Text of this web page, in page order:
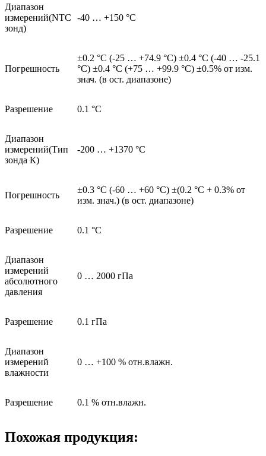
Диапазон
измерений(NTC
зонд)
-40 … +150 °C
Погрешность
±0.2 °C (-25 … +74.9 °C) ±0.4 °C (-40 … -25.1
°C) ±0.4 °C (+75 … +99.9 °C) ±0.5% от изм.
знач. (в ост. диапазоне)
Разрешение 0.1 °C
Диапазон
измерений(Тип
зонда К)
-200 … +1370 °C
Погрешность
±0.3 °C (-60 … +60 °C) ±(0.2 °C + 0.3% от
изм. знач.) (в ост. диапазоне)
Разрешение 0.1 °C
Диапазон
измерений
абсолютного
давления
0 … 2000 гПа
Разрешение 0.1 гПа
Диапазон
измерений
влажности
0 … +100 % отн.влажн.
Разрешение 0.1 % отн.влажн.
Похожая продукция: